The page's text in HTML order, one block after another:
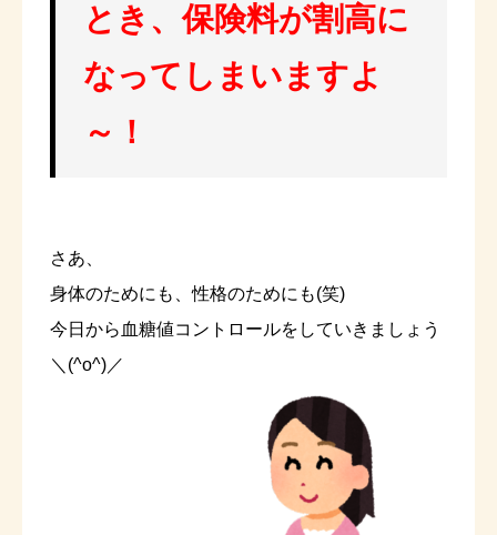
とき、保険料が割高に
なってしまいますよ
～！
さあ、
身体のためにも、性格のためにも(笑)
今日から血糖値コントロールをしていきましょう
＼(^o^)／